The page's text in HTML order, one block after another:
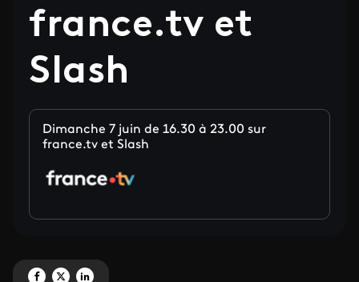
france.tv et
Slash
Dimanche 7 juin de 16.30 à 23.00 sur
france.tv et Slash
Partagez 'Vivez le festival We Love Green, en direct, sur la plateforme
Partagez 'Vivez le festival We Love Green, en direct, sur la
Partagez 'Vivez le festival We Love Green, en direct, sur la